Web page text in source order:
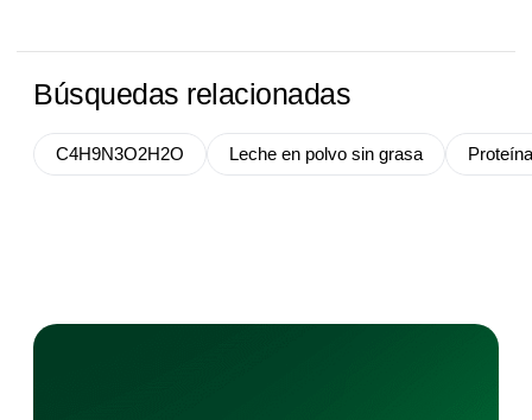
Búsquedas relacionadas
C4H9N3O2H2O Leche en polvo sin grasa